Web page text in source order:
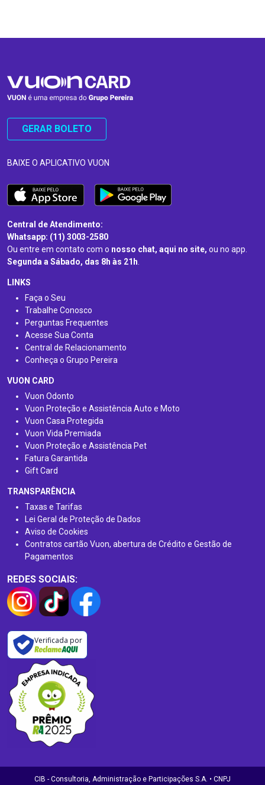
GERAR BOLETO
BAIXE O APLICATIVO VUON
Central de Atendimento:
Whatsapp: (11) 3003-2580
Ou entre em contato com o nosso chat, aqui no site, ou no app.
Segunda a Sábado, das 8h às 21h.
LINKS
Faça o Seu
Trabalhe Conosco
Perguntas Frequentes
Acesse Sua Conta
Central de Relacionamento
Conheça o Grupo Pereira
VUON CARD
Vuon Odonto
Vuon Proteção e Assistência Auto e Moto
Vuon Casa Protegida
Vuon Vida Premiada
Vuon Proteção e Assistência Pet
Fatura Garantida
Gift Card
TRANSPARÊNCIA
Taxas e Tarifas
Lei Geral de Proteção de Dados
Aviso de Cookies
Contratos cartão Vuon, abertura de Crédito e Gestão de
Pagamentos
REDES SOCIAIS:
Verificada por
CIB - Consultoria, Administração e Participações S.A. • CNPJ